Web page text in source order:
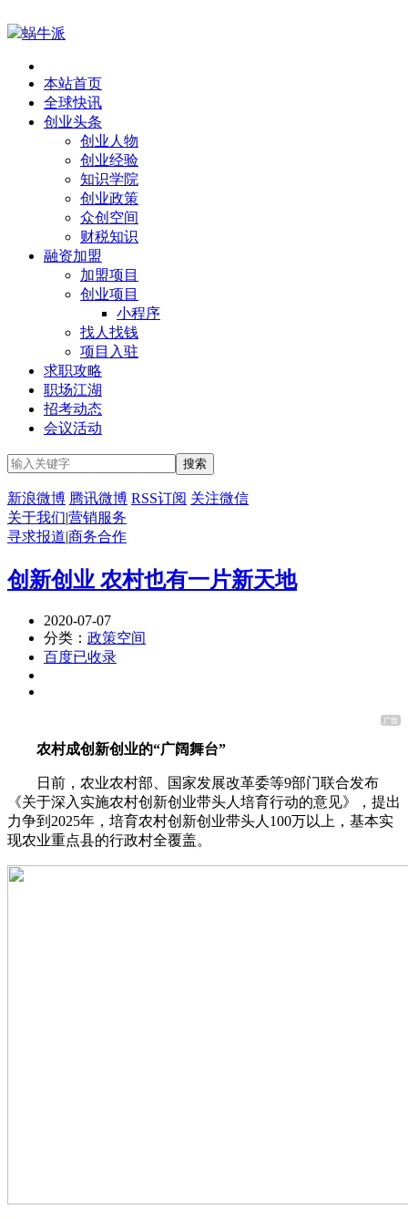
蜗牛派
本站首页
全球快讯
创业头条
创业人物
创业经验
知识学院
创业政策
众创空间
财税知识
融资加盟
加盟项目
创业项目
小程序
找人找钱
项目入驻
求职攻略
职场江湖
招考动态
会议活动
新浪微博 腾讯微博 RSS订阅 关注微信
关于我们|营销服务
寻求报道|商务合作
创新创业 农村也有一片新天地
2020-07-07
分类： 政策空间
百度已收录
农村成创新创业的“广阔舞台”
日前，农业农村部、国家发展改革委等9部门联合发布
《关于深入实施农村创新创业带头人培育行动的意见》，提出
力争到2025年，培育农村创新创业带头人100万以上，基本实
现农业重点县的行政村全覆盖。